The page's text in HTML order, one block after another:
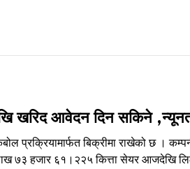
खरिद आवेदन दिन सकिने
प्रक्रियामार्फत बिक्रीमा राखेको छ ।
७३ हजार ६१।२२५ कित्ता सेयर आजदेखि